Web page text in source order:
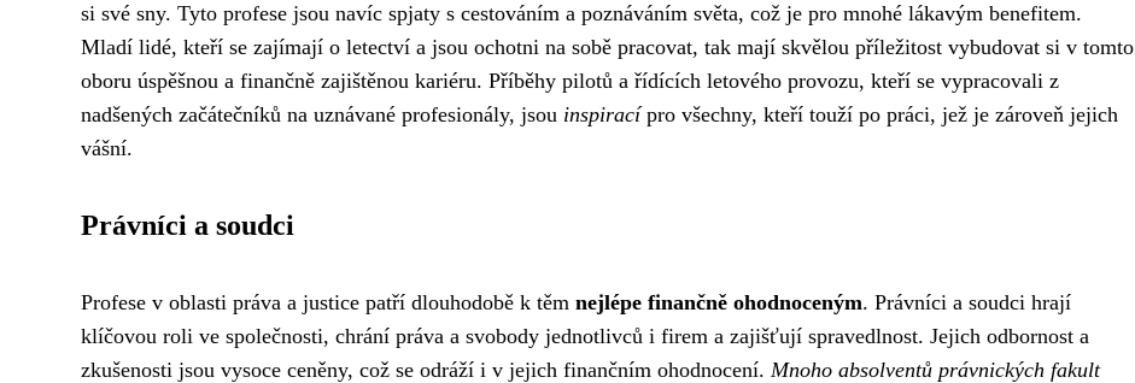
si své sny. Tyto profese jsou navíc spjaty s cestováním a poznáváním světa, což je pro mnohé lákavým benefitem.
Mladí lidé, kteří se zajímají o letectví a jsou ochotni na sobě pracovat, tak mají skvělou příležitost vybudovat si v tomto
oboru úspěšnou a finančně zajištěnou kariéru. Příběhy pilotů a řídících letového provozu, kteří se vypracovali z
nadšených začátečníků na uznávané profesionály, jsou inspiracípro všechny, kteří touží po práci, jež je zároveň jejich
vášní.
Právníci a soudci
Profese v oblasti práva a justice patří dlouhodobě k těm nejlépe finančně ohodnoceným. Právníci a soudci hrají
klíčovou roli ve společnosti, chrání práva a svobody jednotlivců i firem a zajišťují spravedlnost. Jejich odbornost a
zkušenosti jsou vysoce ceněny, což se odráží i v jejich finančním ohodnocení. Mnoho absolventů právnických fakult